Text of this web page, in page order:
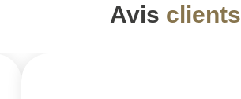
Avis clients